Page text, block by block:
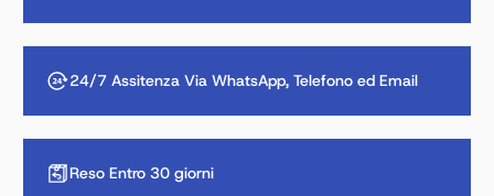
24/7 Assitenza Via WhatsApp, Telefono ed Email
Reso Entro 30 giorni